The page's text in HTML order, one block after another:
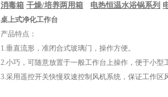
消毒箱 干燥/培养两用箱 电热恒温水浴锅系列
桌上式净化工作台
产品特点：
1.垂直流形，准闭合式玻璃门，操作方便。
2.小巧，可随意放置于一般工作台上操作，便于小型
3.采用遥控开关快慢双速控制风机系统，保证工作区